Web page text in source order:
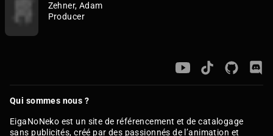
Zehner, Adam
Producer
Qui sommes nous ?
EigaNoNeko est un site de référencement et de catalogage
sans publicités, créé par des passionnés de l’animation et